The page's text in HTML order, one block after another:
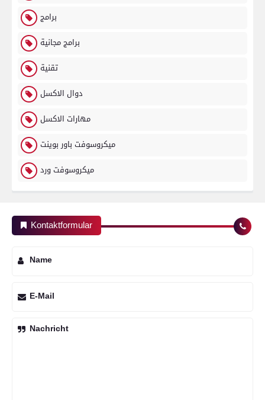
برامج
برامج مجانية
تقنية
دوال الاكسل
مهارات الاكسل
ميكروسوفت باور بوينت
ميكروسوفت ورد
Kontaktformular
Name
E-Mail
Nachricht